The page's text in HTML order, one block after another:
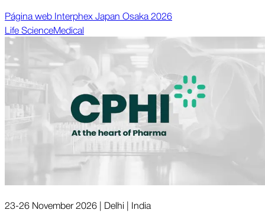
Página web Interphex Japan Osaka 2026
Life ScienceMedical
23-26 November 2026 | Delhi | India